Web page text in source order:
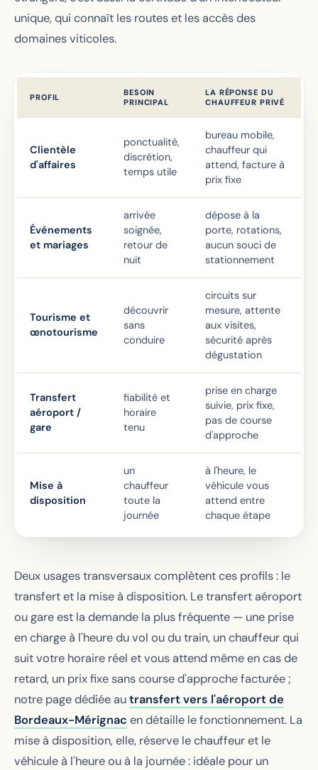
unique, qui connaît les routes et les accès des
domaines viticoles.
PROFIL
BESOIN
PRINCIPAL
LA RÉPONSE DU
CHAUFFEUR PRIVÉ
Clientèle
d'affaires
ponctualité,
discrétion,
temps utile
bureau mobile,
chauffeur qui
attend, facture à
prix fixe
Événements
et mariages
arrivée
soignée,
retour de
nuit
dépose à la
porte, rotations,
aucun souci de
stationnement
Tourisme et
œnotourisme
découvrir
sans
conduire
circuits sur
mesure, attente
aux visites,
sécurité après
dégustation
Transfert
aéroport /
gare
fiabilité et
horaire
tenu
prise en charge
suivie, prix fixe,
pas de course
d'approche
Mise à
disposition
un
chauffeur
toute la
journée
à l'heure, le
véhicule vous
attend entre
chaque étape
Deux usages transversaux complètent ces profils : le
transfert et la mise à disposition. Le transfert aéroport
ou gare est la demande la plus fréquente — une prise
en charge à l'heure du vol ou du train, un chauffeur qui
suit votre horaire réel et vous attend même en cas de
retard, un prix fixe sans course d'approche facturée ;
notre page dédiée autransfert vers l'aéroport de
Bordeaux-Mérignac en détaille le fonctionnement. La
mise à disposition, elle, réserve le chauffeur et le
véhicule à l'heure ou à la journée : idéale pour un